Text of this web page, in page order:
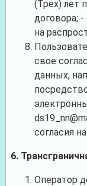
(Трех) лет
договора; -
на
свое
данных,
согласия
6.
Оператор